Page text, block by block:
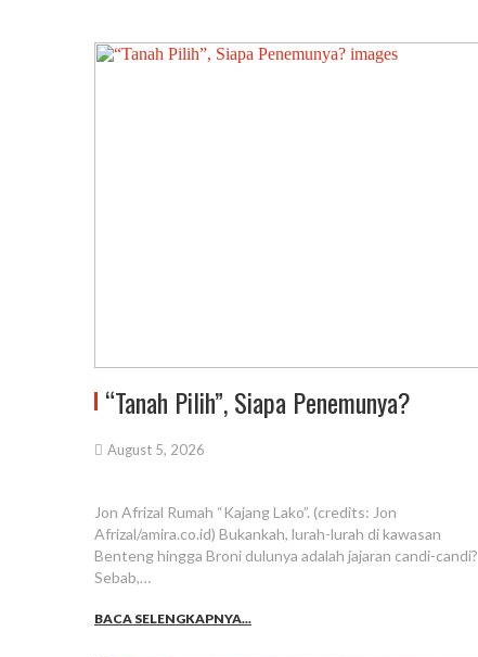
“Tanah Pilih”, Siapa Penemunya?
August 5, 2026
Jon Afrizal Rumah “Kajang Lako”. (credits: Jon
Afrizal/amira.co.id) Bukankah, lurah-lurah di kawasan
Benteng hingga Broni dulunya adalah jajaran candi-candi?
Sebab,…
BACA SELENGKAPNYA...